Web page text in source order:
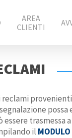
AREA
CLIENTI
trasmessa
il